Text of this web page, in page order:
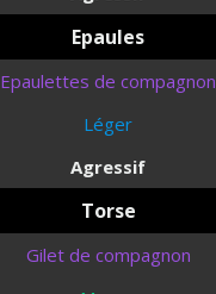
Epaules
Epaulettes de compagnon
Léger
Agressif
Torse
Gilet de compagnon